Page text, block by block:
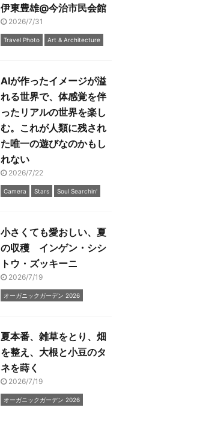
伊東豊雄@今治市民会館
2026/7/31
Travel Photo Art & Architecture
AIが作ったイメージが溢
れる世界で、体感覚を伴
ったリアルの世界を楽し
む。これが人類に残され
た唯一の遊びなのかもし
れない
2026/7/22
Camera Stars Soul Searchin'
小さくても愛おしい、夏
の収穫 インゲン・シシ
トウ・ズッキーニ
2026/7/19
オーガニックガーデン 2026
夏本番、雑草をとり、畑
を整え、大根と小豆のタ
ネを蒔く
2026/7/19
オーガニックガーデン 2026